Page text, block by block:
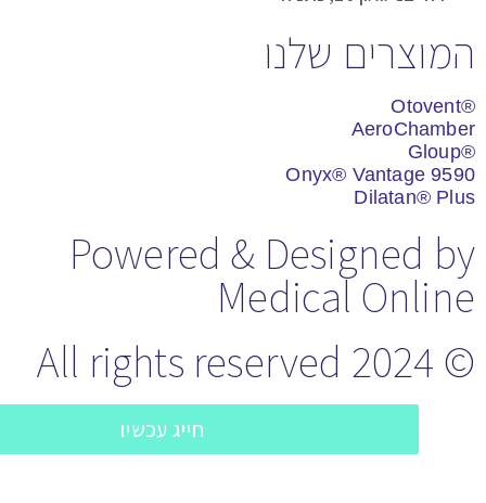
שלנו
Onyx® Vantage
Dilatan®
© 2024
Powered & Designed
Medical
השאר פרטים
חייג עכשיו